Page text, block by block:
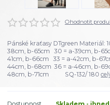
Ohodnotit
Pánské kraťasy DTgreen Materiál:
38cm, b-65cm 30 = a-39cm, b-
41cm, b-66cm 33 = a-42cm, b-
44cm, b-68cm 36 = a-46cm, b-
48cm, b-71cm SQ-132/ 180